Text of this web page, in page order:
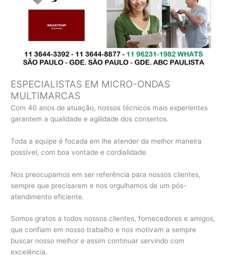
ESPECIALISTAS EM MICRO-ONDAS
MULTIMARCAS
Com 40 anos de atuação, nossos técnicos mais experientes
garantem a qualidade e agilidade dos consertos.
Toda a equipe é focada em lhe atender da melhor maneira
possível, com boa vontade e cordialidade.
Nos preocupamos em ser referência para nossos clientes,
sempre que precisarem e nos orgulhamos de um pós-
atendimento eficiente.
Somos gratos a todos nossos clientes, fornecedores e amigos,
que confiam em nosso trabalho e nos motivam a sempre
buscar nosso melhor e assim continuar servindo com
excelência.